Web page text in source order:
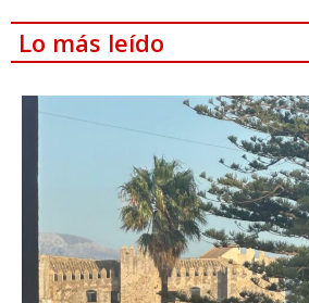
Lo más leído